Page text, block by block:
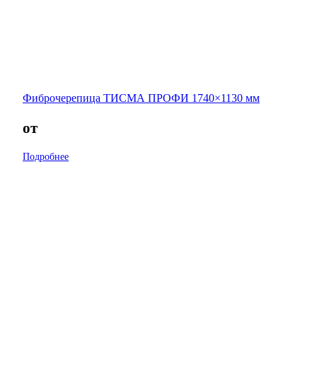
Фиброчерепица ТИСМА ПРОФИ 1740×1130 мм
от
Подробнее